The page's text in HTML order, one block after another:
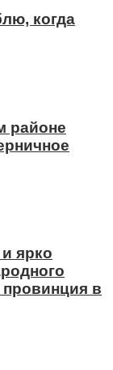
когда
районе
ярко
провинция в